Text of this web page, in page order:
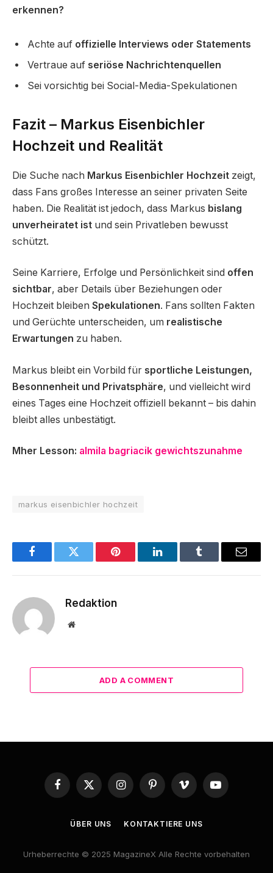
erkennen?
Achte auf offizielle Interviews oder Statements
Vertraue auf seriöse Nachrichtenquellen
Sei vorsichtig bei Social-Media-Spekulationen
Fazit – Markus Eisenbichler
Hochzeit und Realität
Die Suche nach Markus Eisenbichler Hochzeit zeigt,
dass Fans großes Interesse an seiner privaten Seite
haben. Die Realität ist jedoch, dass Markus bislang
unverheiratet ist und sein Privatleben bewusst
schützt.
Seine Karriere, Erfolge und Persönlichkeit sind offen
sichtbar, aber Details über Beziehungen oder
Hochzeit bleiben Spekulationen. Fans sollten Fakten
und Gerüchte unterscheiden, um realistische
Erwartungen zu haben.
Markus bleibt ein Vorbild für sportliche Leistungen,
Besonnenheit und Privatsphäre, und vielleicht wird
eines Tages eine Hochzeit offiziell bekannt – bis dahin
bleibt alles unbestätigt.
Mher Lesson: almila bagriacik gewichtszunahme
markus eisenbichler hochzeit
FacebookTwitter Pinterest LinkedInTumblr Email
Redaktion
Website
ADD A COMMENT
Facebook
X
(Twitter)
InstagramPinterestVimeo YouTube
ÜBER UNS KONTAKTIERE UNS
Urheberrechte © 2025 MagazineX Alle Rechte vorbehalten